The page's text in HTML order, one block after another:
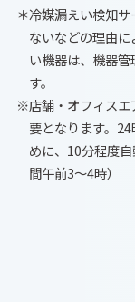
＊冷媒漏えい検知
ないなどの理由
い機器は、機器
す。
※店舗・オフィスエ
要となります。
めに、10分程度
間午前3〜4時）